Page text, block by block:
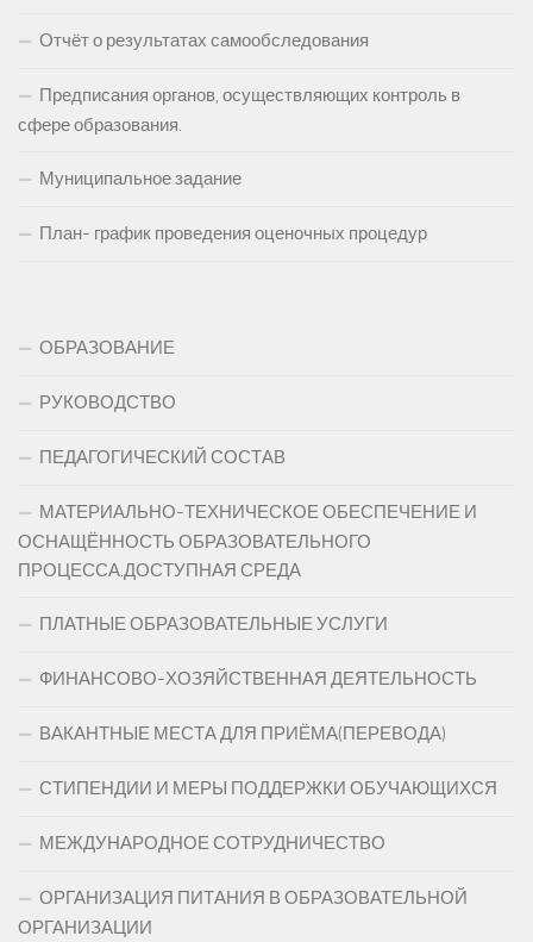
Отчёт о результатах самообследования
Предписания органов, осуществляющих контроль в
сфере образования.
Муниципальное задание
План- график проведения оценочных процедур
ОБРАЗОВАНИЕ
РУКОВОДСТВО
ПЕДАГОГИЧЕСКИЙ СОСТАВ
МАТЕРИАЛЬНО-ТЕХНИЧЕСКОЕ ОБЕСПЕЧЕНИЕ И
ОСНАЩЁННОСТЬ ОБРАЗОВАТЕЛЬНОГО
ПРОЦЕССА.ДОСТУПНАЯ СРЕДА
ПЛАТНЫЕ ОБРАЗОВАТЕЛЬНЫЕ УСЛУГИ
ФИНАНСОВО-ХОЗЯЙСТВЕННАЯ ДЕЯТЕЛЬНОСТЬ
ВАКАНТНЫЕ МЕСТА ДЛЯ ПРИЁМА(ПЕРЕВОДА)
СТИПЕНДИИ И МЕРЫ ПОДДЕРЖКИ ОБУЧАЮЩИХСЯ
МЕЖДУНАРОДНОЕ СОТРУДНИЧЕСТВО
ОРГАНИЗАЦИЯ ПИТАНИЯ В ОБРАЗОВАТЕЛЬНОЙ
ОРГАНИЗАЦИИ